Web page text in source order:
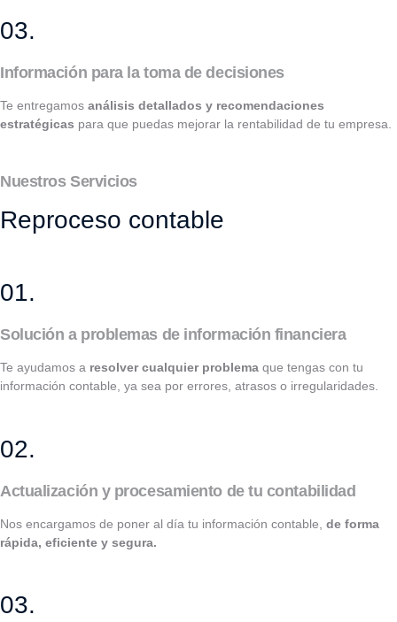
03.
Información para la toma de decisiones
Te entregamos análisis detallados y recomendaciones
estratégicas para que puedas mejorar la rentabilidad de tu empresa.
Nuestros Servicios
Reproceso contable
01.
Solución a problemas de información financiera
Te ayudamos a resolver cualquier problema que tengas con tu
información contable, ya sea por errores, atrasos o irregularidades.
02.
Actualización y procesamiento de tu contabilidad
Nos encargamos de poner al día tu información contable, de forma
rápida, eficiente y segura.
03.